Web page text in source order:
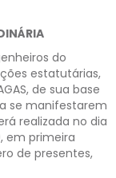
do
estatutárias,
de sua base
se manifestarem
realizada no dia
em primeira
de presentes,